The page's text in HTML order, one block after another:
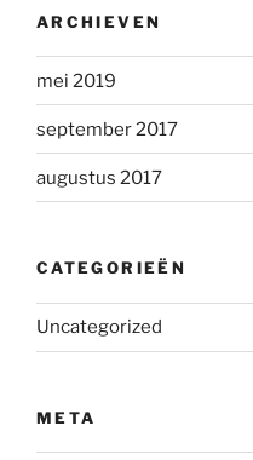
ARCHIEVEN
mei 2019
september 2017
augustus 2017
CATEGORIEËN
Uncategorized
META